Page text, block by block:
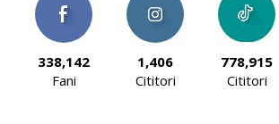
338,142
Fani
1,406
Cititori
778,915
Cititori